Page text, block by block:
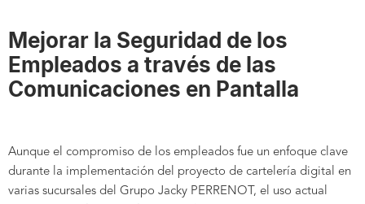
Mejorar la Seguridad de los
Empleados a través de las
Comunicaciones en Pantalla
Aunque el compromiso de los empleados fue un enfoque clave
durante la implementación del proyecto de cartelería digital en
varias sucursales del Grupo Jacky PERRENOT, el uso actual